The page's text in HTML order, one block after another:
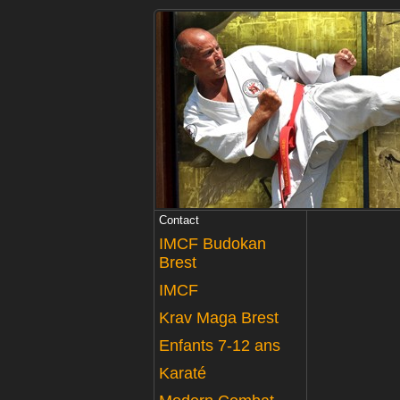
Contact
IMCF Budokan
Brest
IMCF
Krav Maga Brest
Enfants 7-12 ans
Karaté